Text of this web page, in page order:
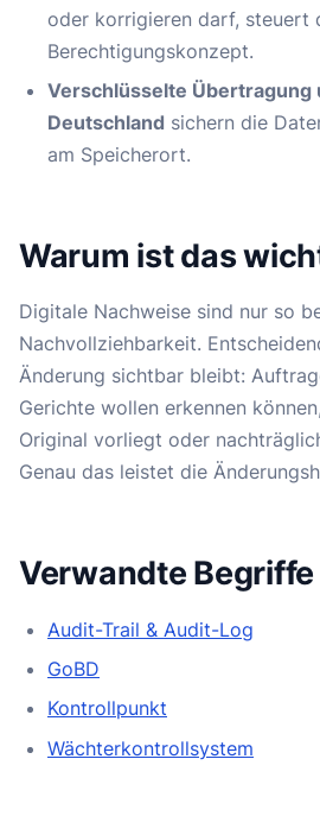
oder korrigieren darf, steuert
Berechtigungskonzept.
Verschlüsselte Übertragung
Deutschland sichern die
am Speicherort.
Warum ist das
Digitale Nachweise sind nur so
Nachvollziehbarkeit.
Änderung sichtbar bleibt:
Gerichte wollen erkennen
Original vorliegt oder
Genau das leistet die
Verwandte Begriffe
Audit-Trail & Audit-Log
GoBD
Kontrollpunkt
Wächterkontrollsystem